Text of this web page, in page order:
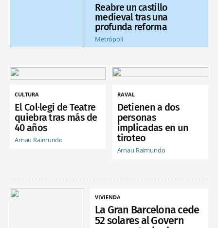
Reabre un castillo
medieval tras una
profunda reforma
Metrópoli
CULTURA
El Col·legi de Teatre
quiebra tras más de
40 años
Arnau Raimundo
RAVAL
Detienen a dos
personas
implicadas en un
tiroteo
Arnau Raimundo
VIVIENDA
La Gran Barcelona cede
52 solares al Govern